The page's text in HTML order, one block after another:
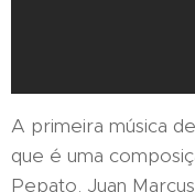
A primeira música
que é uma
Pepato, Juan